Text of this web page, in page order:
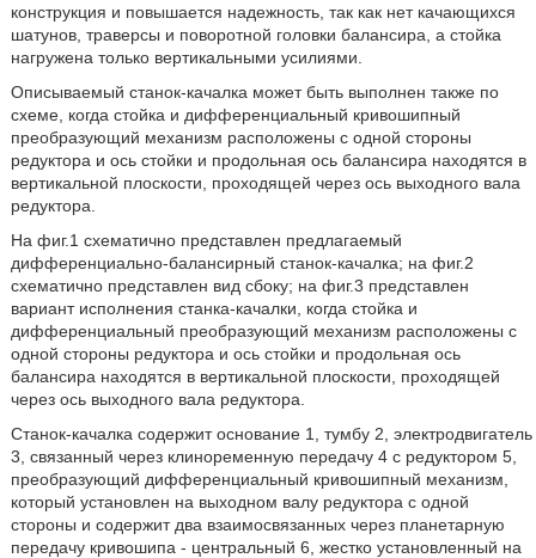
конструкция и повышается надежность, так как нет качающихся
шатунов, траверсы и поворотной головки балансира, а стойка
нагружена только вертикальными усилиями.
Описываемый станок-качалка может быть выполнен также по
схеме, когда стойка и дифференциальный кривошипный
преобразующий механизм расположены с одной стороны
редуктора и ось стойки и продольная ось балансира находятся в
вертикальной плоскости, проходящей через ось выходного вала
редуктора.
На фиг.1 схематично представлен предлагаемый
дифференциально-балансирный станок-качалка; на фиг.2
схематично представлен вид сбоку; на фиг.3 представлен
вариант исполнения станка-качалки, когда стойка и
дифференциальный преобразующий механизм расположены с
одной стороны редуктора и ось стойки и продольная ось
балансира находятся в вертикальной плоскости, проходящей
через ось выходного вала редуктора.
Станок-качалка содержит основание 1, тумбу 2, электродвигатель
3, связанный через клиноременную передачу 4 с редуктором 5,
преобразующий дифференциальный кривошипный механизм,
который установлен на выходном валу редуктора с одной
стороны и содержит два взаимосвязанных через планетарную
передачу кривошипа - центральный 6, жестко установленный на